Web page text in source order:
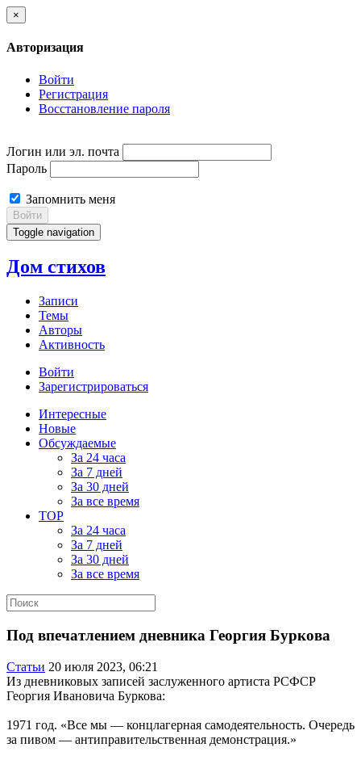
×
Авторизация
Войти
Регистрация
Восстановление пароля
Логин или эл. почта
Пароль
Запомнить меня
Войти
Toggle navigation
Дом стихов
Записи
Темы
Авторы
Активность
Войти
Зарегистрироваться
Интересные
Новые
Обсуждаемые
За 24 часа
За 7 дней
За 30 дней
За все время
TOP
За 24 часа
За 7 дней
За 30 дней
За все время
Под впечатлением дневника Георгия Буркова
Статьи 20 июля 2023, 06:21
Из дневниковых записей заслуженного артиста РСФСР
Георгия Ивановича Буркова:
1971 год. «Все мы — концлагерная самодеятельность. Очередь
за пивом — антиправительственная демонстрация.»